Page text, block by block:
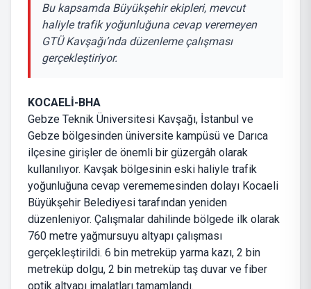
Bu kapsamda Büyükşehir ekipleri, mevcut
haliyle trafik yoğunluğuna cevap veremeyen
GTÜ Kavşağı’nda düzenleme çalışması
gerçekleştiriyor.
KOCAELİ-BHA
Gebze Teknik Üniversitesi Kavşağı, İstanbul ve
Gebze bölgesinden üniversite kampüsü ve Darıca
ilçesine girişler de önemli bir güzergâh olarak
kullanılıyor. Kavşak bölgesinin eski haliyle trafik
yoğunluğuna cevap verememesinden dolayı Kocaeli
Büyükşehir Belediyesi tarafından yeniden
düzenleniyor. Çalışmalar dahilinde bölgede ilk olarak
760 metre yağmursuyu altyapı çalışması
gerçekleştirildi. 6 bin metreküp yarma kazı, 2 bin
metreküp dolgu, 2 bin metreküp taş duvar ve fiber
optik altyapı imalatları tamamlandı.